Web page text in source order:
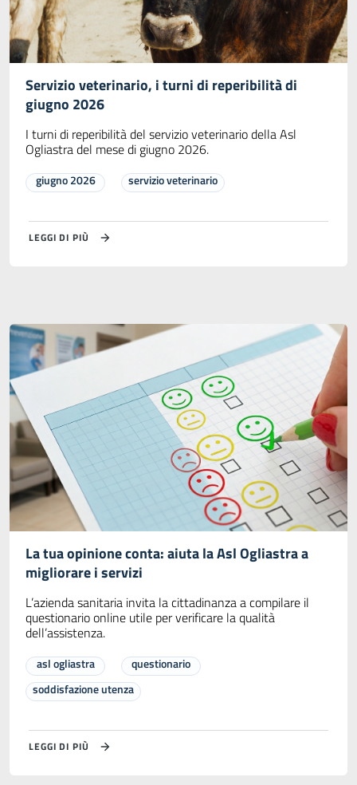
Servizio veterinario, i turni di reperibilità di
giugno 2026
I turni di reperibilità del servizio veterinario della Asl
Ogliastra del mese di giugno 2026.
giugno 2026 servizio veterinario
LEGGI DI PIÙ
La tua opinione conta: aiuta la Asl Ogliastra a
migliorare i servizi
L’azienda sanitaria invita la cittadinanza a compilare il
questionario online utile per verificare la qualità
dell’assistenza.
asl ogliastra
questionario
soddisfazione utenza
LEGGI DI PIÙ